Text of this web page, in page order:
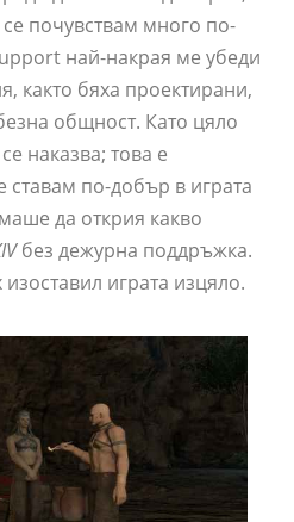
почувствам много по-
най-накрая ме убеди
както бяха проектирани,
общност. Като цяло
наказва; това е
ставам по-добър в играта
да открия какво
без дежурна поддръжка.
играта изцяло.